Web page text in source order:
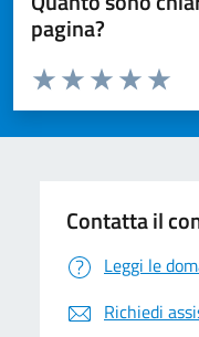
pagina?
Valuta da 1 a 5 stelle la
Valuta
Valuta 4
Valuta 3
Valuta 2 stelle su
Valuta 1 stelle su 5
Contatta il
Leggi le
Richiedi